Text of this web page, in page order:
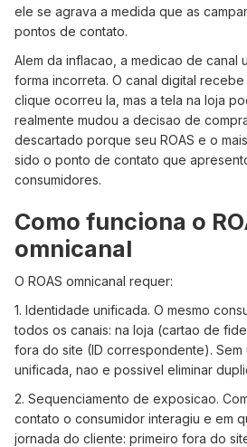
ele se agrava a medida que as
pontos de contato.
Alem da inflacao, a medicao de canal
forma incorreta. O canal digital
clique ocorreu la, mas a tela na loja
realmente mudou a decisao de
descartado porque seu ROAS e o
sido o ponto de contato que
consumidores.
Como funciona o
omnicanal
O ROAS omnicanal requer:
1. Identidade unificada. O mesmo
todos os canais: na loja (cartao de
fora do site (ID correspondente). Sem
unificada, nao e possivel eliminar
2. Sequenciamento de exposicao.
contato o consumidor interagiu e em
jornada do cliente: primeiro fora do